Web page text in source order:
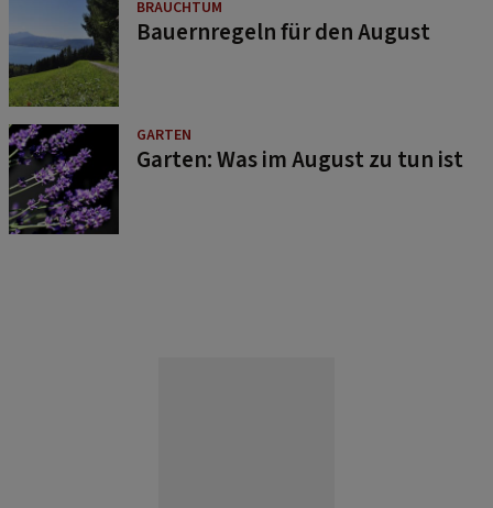
BRAUCHTUM
Bauernregeln für den August
GARTEN
Garten: Was im August zu tun ist